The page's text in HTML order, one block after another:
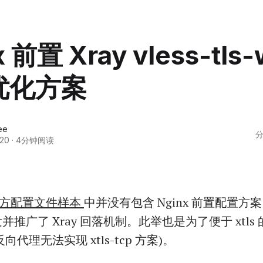
前置 Xray vless-tls-
化方案
· 4分钟阅读
配置文件样本 中并没有包含 Nginx 前置配置方
推广了 Xray 回落机制。此举也是为了便于 xtls
代理无法实现 xtls-tcp 方案)。